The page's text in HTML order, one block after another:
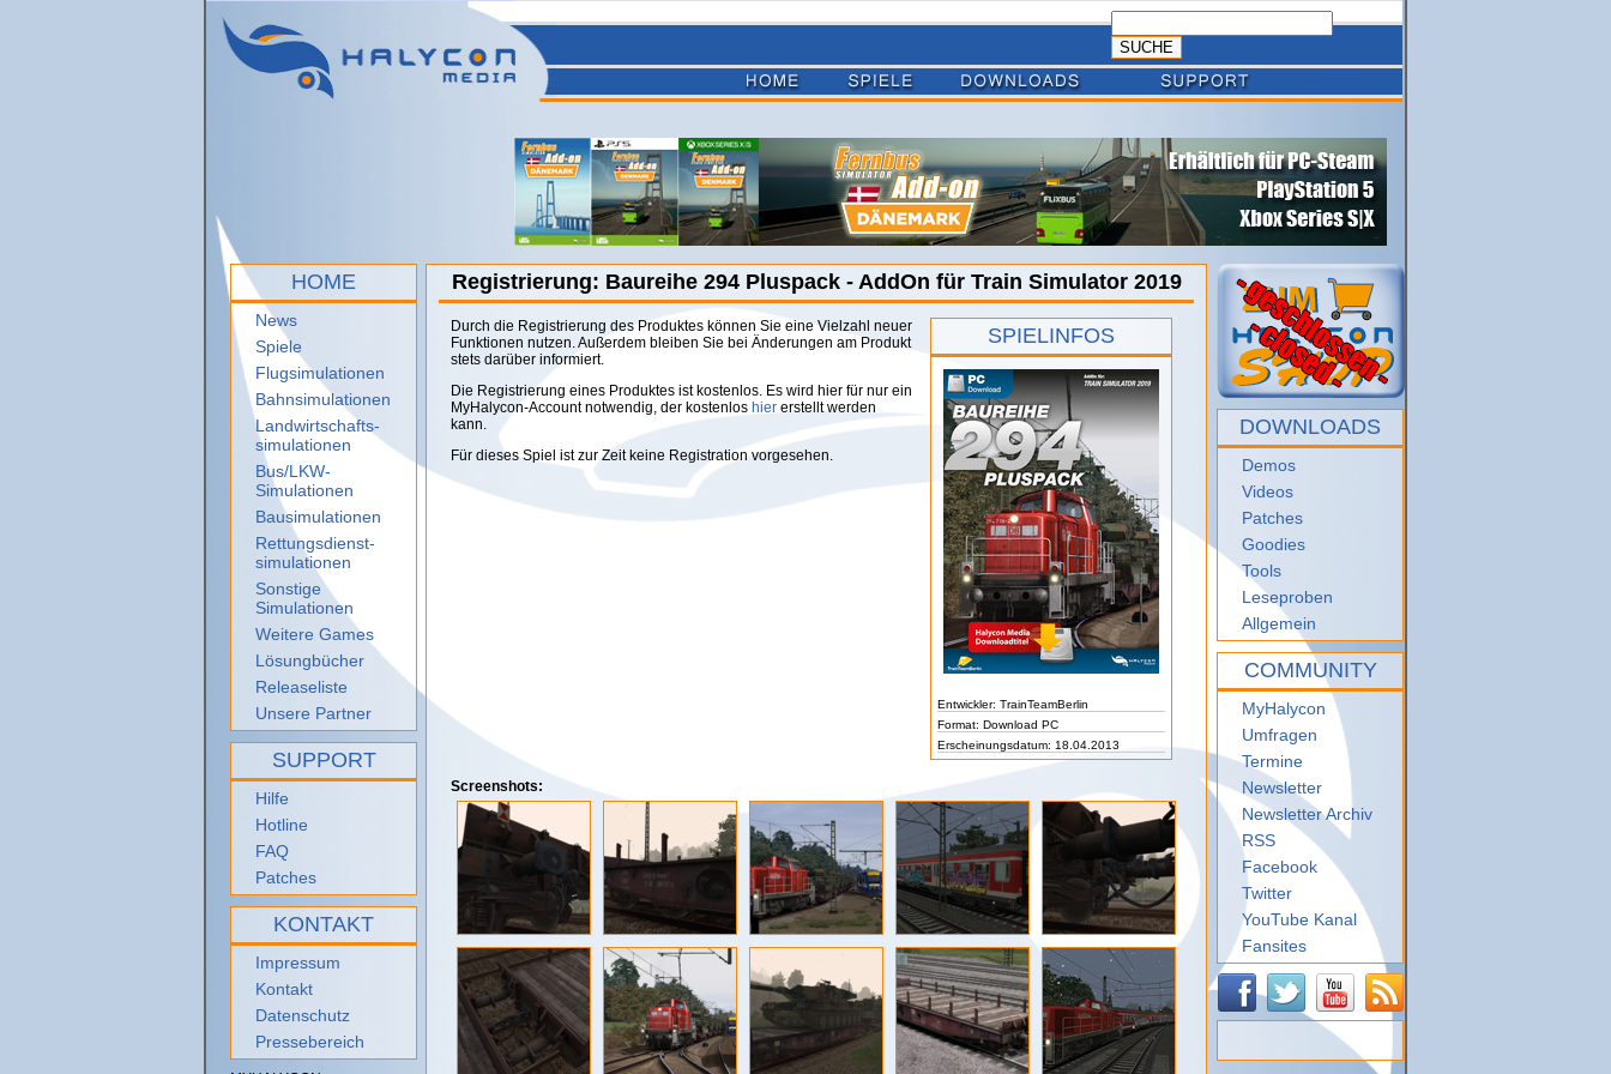
HOME
News
Spiele
Flugsimulationen
Bahnsimulationen
Landwirtschafts-
simulationen
Bus/LKW-
Simulationen
Bausimulationen
Rettungsdienst-
simulationen
Sonstige
Simulationen
Weitere Games
Lösungbücher
Releaseliste
Unsere Partner
SUPPORT
Hilfe
Hotline
FAQ
Patches
KONTAKT
Impressum
Kontakt
Datenschutz
Pressebereich
Registrierung: Baureihe 294 Pluspack - AddOn für Train Simulator 2019
SPIELINFOS
Entwickler: TrainTeamBerlin
Format: Download PC
Erscheinungsdatum: 18.04.2013
Durch die Registrierung des Produktes können Sie eine Vielzahl neuer
Funktionen nutzen. Außerdem bleiben Sie bei Änderungen am Produkt
stets darüber informiert.
Die Registrierung eines Produktes ist kostenlos. Es wird hier für nur ein
MyHalycon-Account notwendig, der kostenlos hier erstellt werden
kann.
Für dieses Spiel ist zur Zeit keine Registration vorgesehen.
Screenshots:
DOWNLOADS
Demos
Videos
Patches
Goodies
Tools
Leseproben
Allgemein
COMMUNITY
MyHalycon
Umfragen
Termine
Newsletter
Newsletter Archiv
RSS
Facebook
Twitter
YouTube Kanal
Fansites